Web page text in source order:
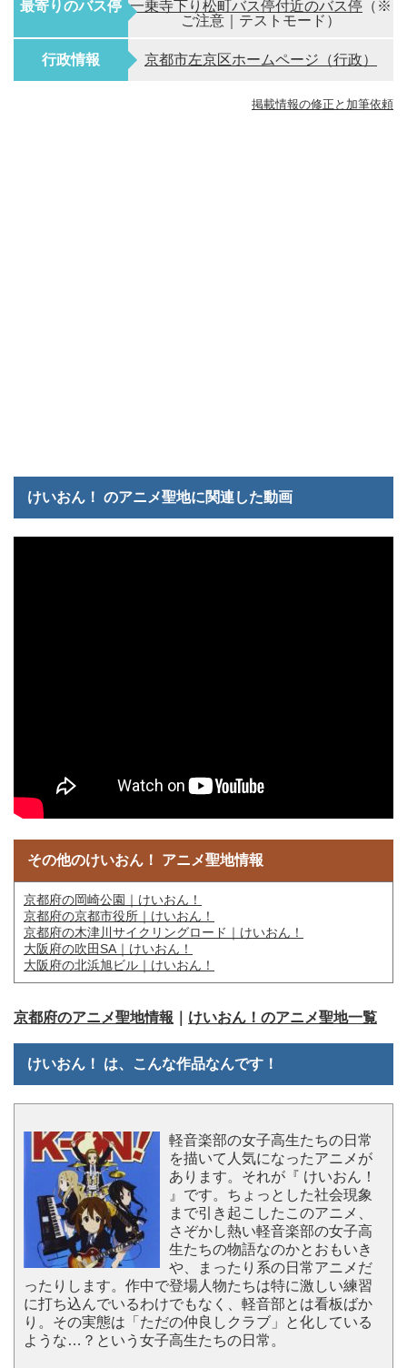
最寄りのバス停 一乗寺下り松町バス停付近のバス停 （※
ご注意｜テストモード）
行政情報 京都市左京区ホームページ（行政）
掲載情報の修正と加筆依頼
けいおん！ のアニメ聖地に関連した動画
その他のけいおん！ アニメ聖地情報
京都府の岡崎公園｜けいおん！
京都府の京都市役所｜けいおん！
京都府の木津川サイクリングロード｜けいおん！
大阪府の吹田SA｜けいおん！
大阪府の北浜旭ビル｜けいおん！
京都府のアニメ聖地情報 けいおん！のアニメ聖地一覧
けいおん！ は、こんな作品なんです！
軽音楽部の女子高生たちの日常
を描いて人気になったアニメが
あります。それが『 けいおん！
』です。ちょっとした社会現象
まで引き起こしたこのアニメ、
さぞかし熱い軽音楽部の女子高
生たちの物語なのかとおもいき
や、まったり系の日常アニメだ
ったりします。作中で登場人物たちは特に激しい練習
に打ち込んでいるわけでもなく、軽音部とは看板ばか
り。その実態は「ただの仲良しクラブ」と化している
ような…？という女子高生たちの日常。